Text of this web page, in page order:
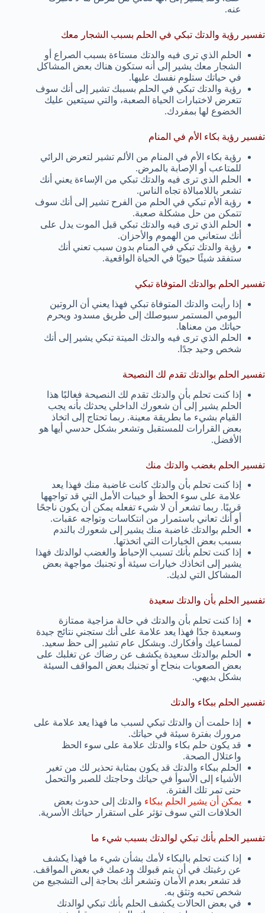
عنه.
تفسير رؤية والدتك تبكي في الحلم بسبب الشجار معك
الحلم الذي ترى فيه والدتك مستاءة بسبب الصراع أو
الشجار معك يشير إلى أنه ستكون هناك بعض المشاكل
في حياتك ستلوم نفسك عليها.
رؤية والدتك تبكي في الحلم بسببك تشير إلى أنك سوف
تتعرض لاختبارات الحياة الصعبة، والتي سيتعين عليك
الخضوع لها بمفردك.
تفسير رؤية بكاء الأم في المنام
رؤية بكاء الأم في المنام من الألم تشير لتعرض الرائي
للمتاعب أو الإصابة بالمرض.
الحلم الذي ترى فيه والدتك تبكي من الإساءة يعني أنك
تشعر باللامبالاة تجاه الناس.
رؤية الأم تبكي في الحلم من الفرح تشير إلى أنك سوف
تتمكن من حل مشكلة صعبة.
الحلم الذي ترى فيه والدتك تبكي قبل الموت يدل على
أنك ستعاني من الهموم والأحزان.
رؤية والدتك تبكي في المنام بدون سبب تعني أنك
ستفقد شيئًا حيويًا في الحياة الواقعية.
تفسير الحلم بوالدتك المتوفاة تبكي
إذا رأيت والدتك المتوفاة تبكي فهذا يعني أن الروتين
اليومي المستمر سيوصلك إلى طريق مسدود ويحرم
حياتك من معناها.
الحلم الذي ترى فيه والدتك الميتة تبكي يشير إلى أنك
شخص وحيد جدًا.
تفسير الحلم بوالدتك تقدم لك النصيحة
إذا كنت تحلم بأن والدتك تقدم لك النصيحة فغالبًا هذا
الحلم يشير إلى أن شعورك الداخلي يحدثك بأنه يجب
القيام بشيء ما بطريقة معينة. ربما تحتاج إلى اتخاذ
بعض القرارات للمستقبل وتشعر بشكل حدسي أيها هو
الأفضل.
تفسير الحلم بغضب والدتك منك
إذا كنت تحلم بأن والدتك كانت غاضبة منك فهذا يعد
علامة على سوء الحظ أو خيبات الأمل التي قد تواجهها
قريبًا. ربما تشعر أن لا شيء تفعله يمكن أن يكون ناجحًا
أو أنك تعاني باستمرار من انتكاسات وتواجه عقبات.
الحلم بوالدتك غاضبة منك يشير إلى شعورك بالندم
بسبب بعض الخيارات التي اتخذتها.
إذا كنت تحلم بأنك تسبب الإحباط والغضب لوالدتك فهذا
يشير إلى اتخاذك خيارات سيئة أو تجنبك مواجهة بعض
المشاكل التي لديك.
تفسير الحلم بأن والدتك سعيدة
إذا كنت تحلم بأن والدتك في حالة مزاجية ممتازة
وسعيدة جدًا فهذا يعد علامة على أنك ستجني نتائج جيدة
لمساعيك وأفكارك. وبشكل عام تشير إلى حظ سعيد.
الحلم بوالدتك سعيدة يكشف عن رضاك عن تغلبك على
بعض الصعوبات بنجاح أو تجنبك بعض المواقف السيئة
بشكل بديهي.
تفسير الحلم ببكاء والدتك
إذا حلمت أن والدتك تبكي لسبب ما فهذا يعد علامة على
مرورك بفترة سيئة في حياتك.
قد يكون حلم بكاء والدتك علامة على سوء الحظ
واعتلال الصحة.
الحلم ببكاء والدتك قد يكون بمثابة تحذير لك من تغير
الأشياء إلى الأسوأ في حياتك وحاجتك للصبر والتحمل
حتى تمر تلك الفترة.
يمكن أن يشير الحلم ببكاء والدتك إلى حدوث بعض
الخلافات التي سوف تؤثر على استقرار حياتك الأسرية.
تفسير الحلم بأنك تبكي لوالدتك بسبب شيء ما
إذا كنت تحلم بالبكاء لأمك بشأن شيء ما فهذا يكشف
عن رغبتك في أن يتم قبولك ودعمك في بعض المواقف.
قد تشعر بعدم الأمان وتشعر أنك بحاجة إلى التشجيع من
شخص تحبه وتثق به.
في بعض الحالات يكشف الحلم بأنك تبكي لوالدتك